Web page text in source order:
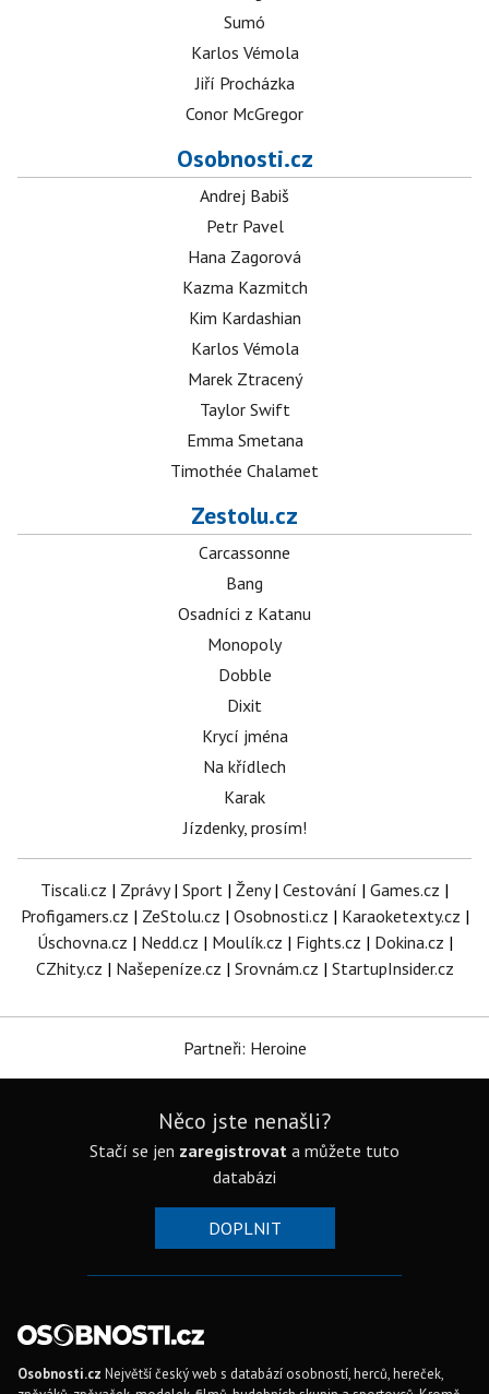
Sumó
Karlos Vémola
Jiří Procházka
Conor McGregor
Osobnosti.cz
Andrej Babiš
Petr Pavel
Hana Zagorová
Kazma Kazmitch
Kim Kardashian
Karlos Vémola
Marek Ztracený
Taylor Swift
Emma Smetana
Timothée Chalamet
Zestolu.cz
Carcassonne
Bang
Osadníci z Katanu
Monopoly
Dobble
Dixit
Krycí jména
Na křídlech
Karak
Jízdenky, prosím!
Tiscali.cz | Zprávy| Sport | Ženy| Cestování | Games.cz |
Profigamers.cz | ZeStolu.cz | Osobnosti.cz | Karaoketexty.cz |
Úschovna.cz | Nedd.cz | Moulík.cz | Fights.cz | Dokina.cz |
CZhity.cz | Našepeníze.cz | Srovnám.cz | StartupInsider.cz
Partneři: Heroine
Něco jste nenašli?
Stačí se jen zaregistrovat a můžete tuto
databázi
DOPLNIT
Osobnosti.cz Největší český web s databází osobností, herců, hereček,